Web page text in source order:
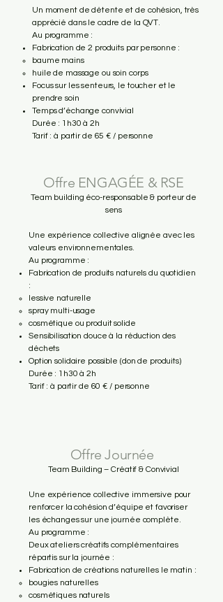
Un moment de détente et de cohésion, très
apprécié dans le cadre de la QVT.
Au programme :
Fabrication de 2 produits par personne :
baume mains
huile de massage ou soin corps
Focus sur les senteurs, le toucher et le
prendre soin
Temps d’échange convivial
Durée : 1h30 à 2h
Tarif : à partir de 65 € / personne
Offre ENGAGÉE & RSE
Team building éco-responsable & porteur de
sens
Une expérience collective alignée avec les
valeurs environnementales.
Au programme :
Fabrication de produits naturels du quotidien
:
lessive naturelle
spray multi-usage
cosmétique ou produit solide
Sensibilisation douce à la réduction des
déchets
Option solidaire possible (don de produits)
Durée : 1h30 à 2h
Tarif : à partir de 60 € / personne
Offre Journée
Team Building – Créatif & Convivial
Une expérience collective immersive pour
renforcer la cohésion d’équipe et favoriser
les échanges sur une journée complète.
Au programme :
Deux ateliers créatifs complémentaires
répartis sur la journée :
Fabrication de créations naturelles le matin :
bougies naturelles
cosmétiques naturels